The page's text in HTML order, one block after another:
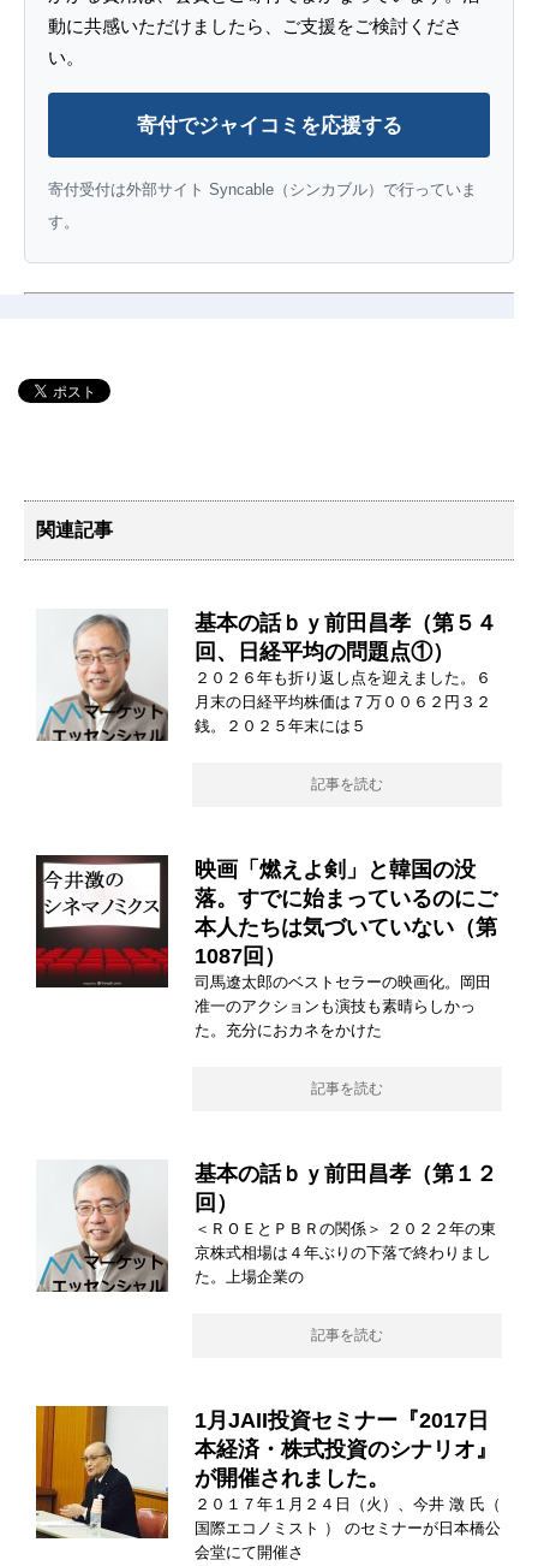
動に共感いただけましたら、ご支援をご検討くださ
い。
寄付でジャイコミを応援する
寄付受付は外部サイト Syncable（シンカブル）で行っていま
す。
関連記事
基本の話ｂｙ前田昌孝（第５４
回、日経平均の問題点①）
２０２６年も折り返し点を迎えました。６
月末の日経平均株価は７万００６２円３２
銭。２０２５年末には５
記事を読む
映画「燃えよ剣」と韓国の没
落。すでに始まっているのにご
本人たちは気づいていない（第
1087回）
司馬遼太郎のベストセラーの映画化。岡田
准一のアクションも演技も素晴らしかっ
た。充分におカネをかけた
記事を読む
基本の話ｂｙ前田昌孝（第１２
回）
＜ＲＯＥとＰＢＲの関係＞ ２０２２年の東
京株式相場は４年ぶりの下落で終わりまし
た。上場企業の
記事を読む
1月JAII投資セミナー『2017日
本経済・株式投資のシナリオ』
が開催されました。
２０１７年１月２４日（火）、今井 澂 氏（
国際エコノミスト ） のセミナーが日本橋公
会堂にて開催さ